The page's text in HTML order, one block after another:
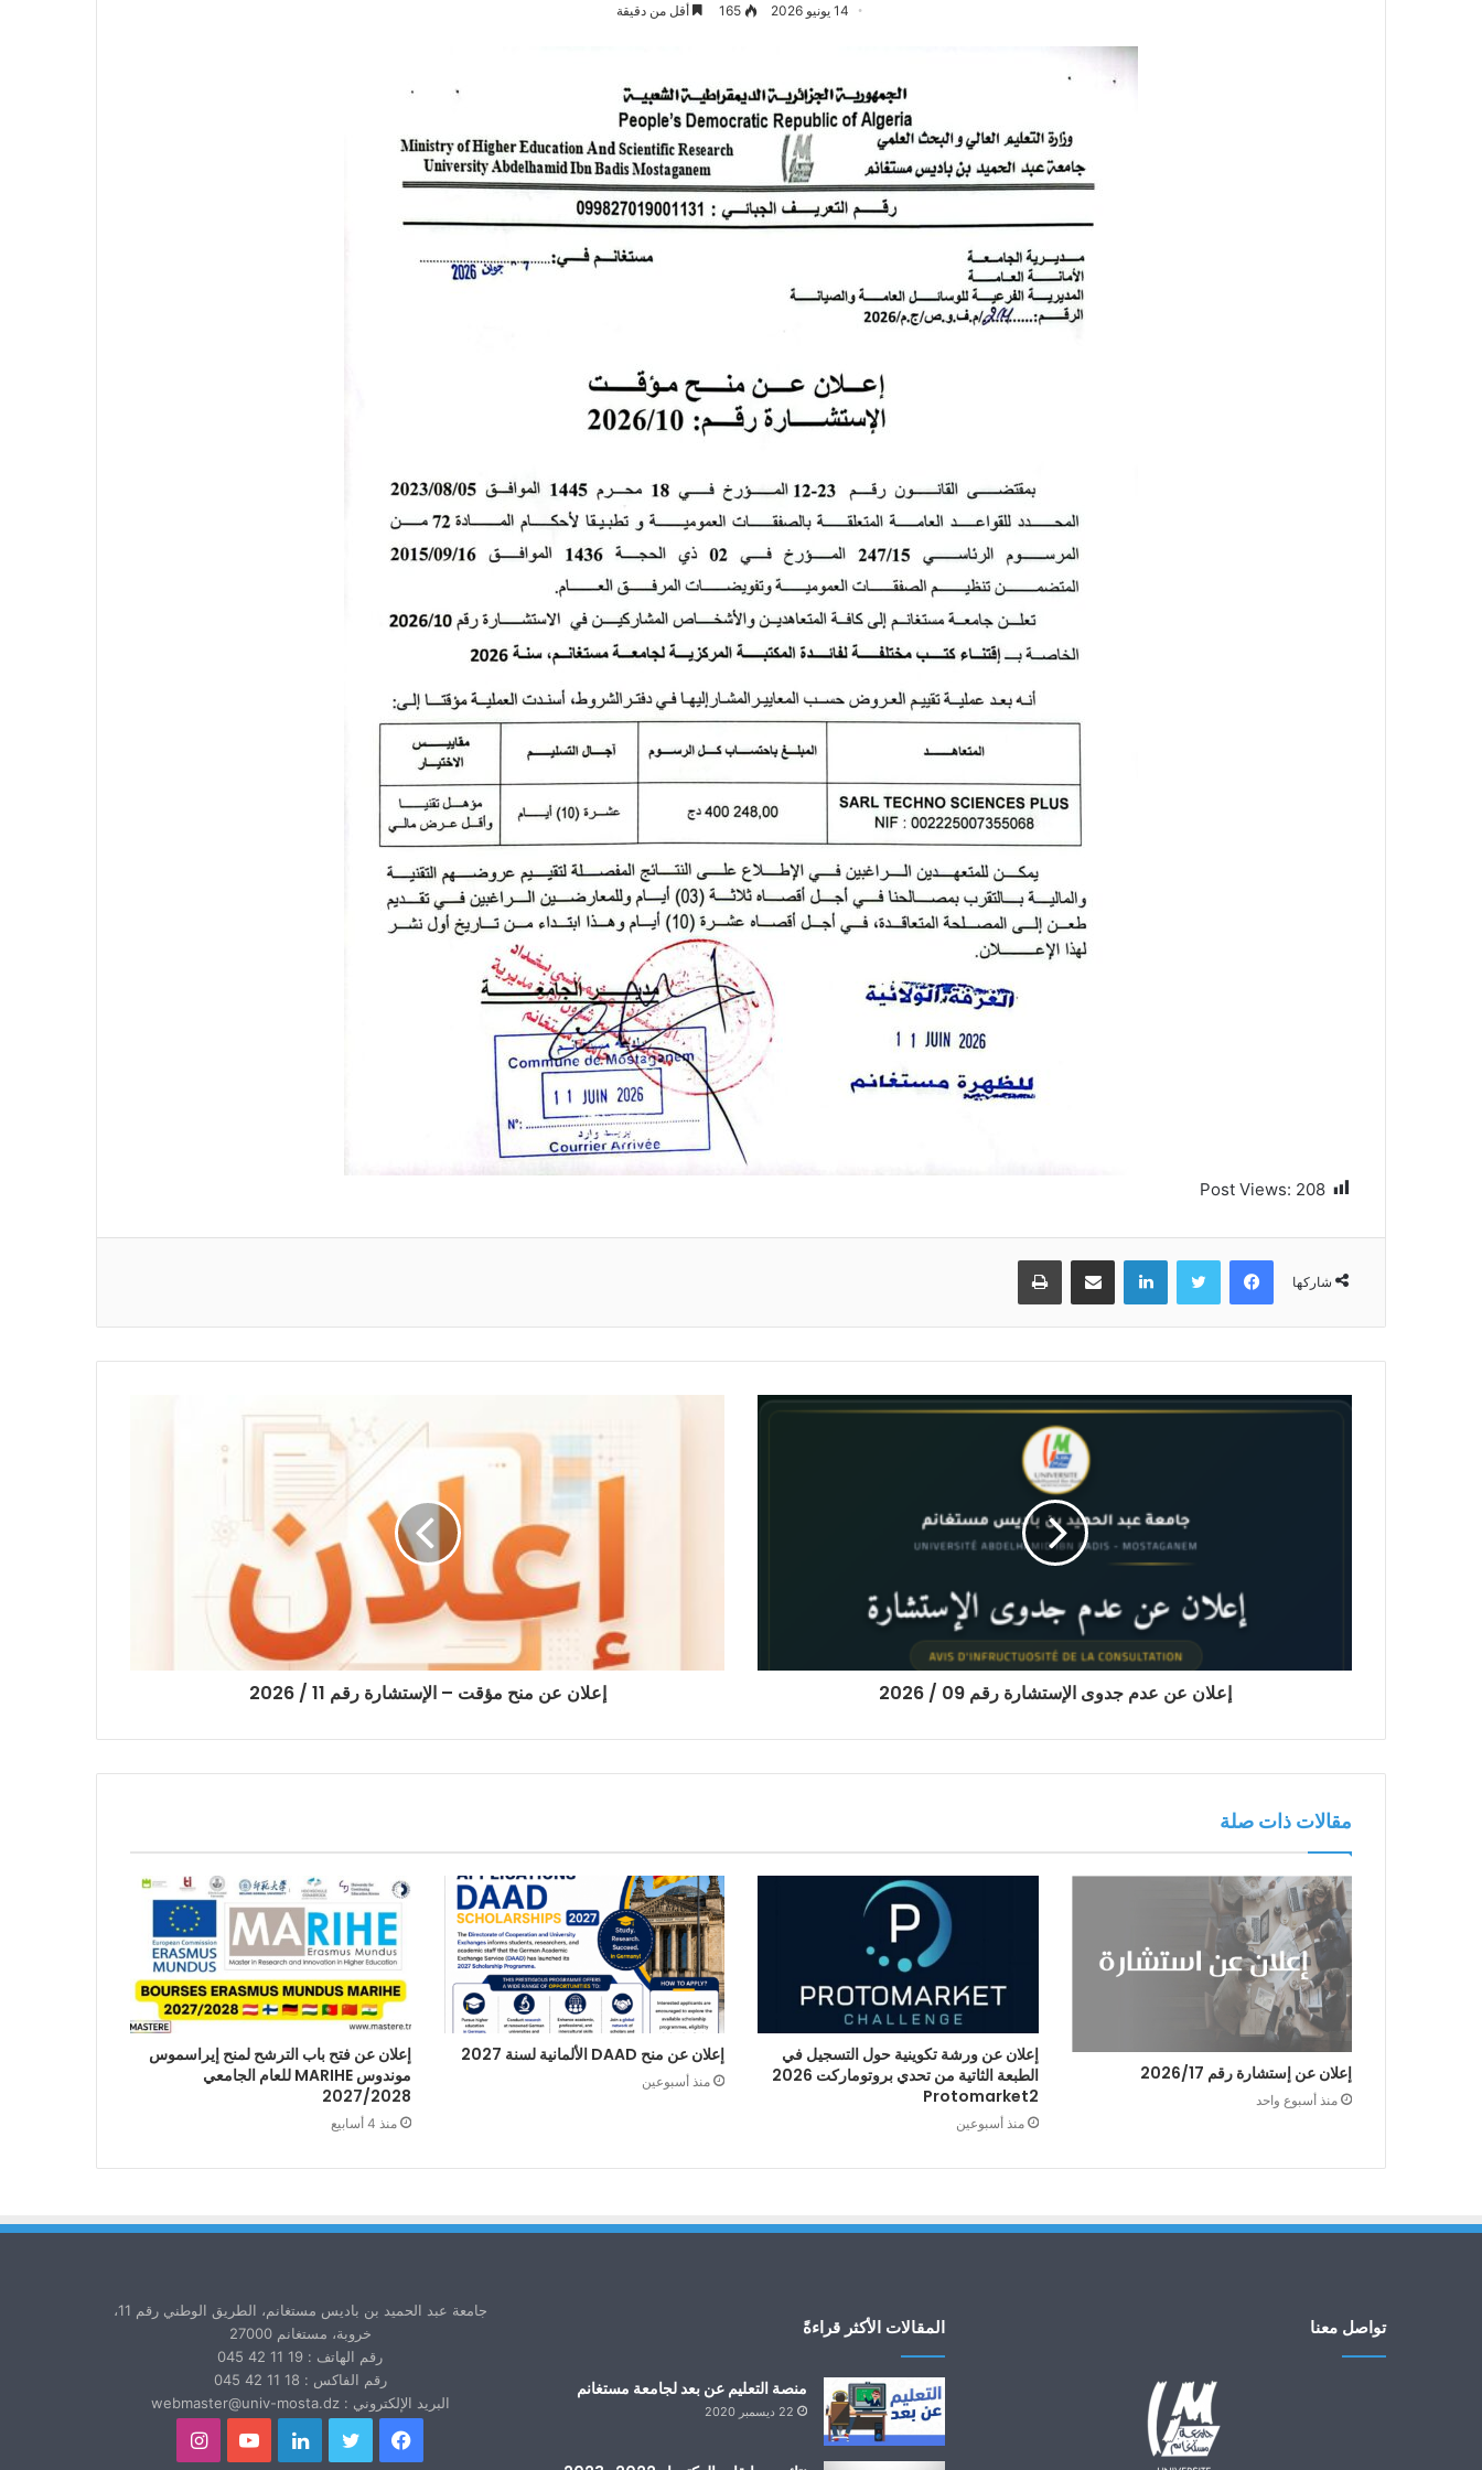
14 يونيو 2026 165 أقل من دقيقة
Post Views: 208
شاركها
فيسبوك تويتر لينكدإن مشاركة عبر البريد طباعة
إعلان عن عدم جدوى الإستشارة رقم 09 / 2026 إعلان عن منح مؤقت – الإستشارة رقم 11 / 2026
مقالات ذات صلة
إعلان عن إستشارة رقم 2026/17
منذ أسبوع واحد
إعلان عن ورشة تكوينية حول التسجيل في
الطبعة الثاتية من تحدي بروتوماركت 2026
Protomarket2
منذ أسبوعين
إعلان عن منح DAAD الألمانية لسنة 2027
منذ أسبوعين
إعلان عن فتح باب الترشح لمنح إيراسموس
موندوس MARIHE للعام الجامعي
2027/2028
منذ 4 أسابيع
تواصل معنا المقالات الأكثر قراءةً
منصة التعليم عن بعد لجامعة مستغانم
22 ديسمبر 2020
جامعة عبد الحميد بن باديس مستغانم، الطريق الوطني رقم 11،
خروبة، مستغانم 27000
رقم الهاتف : 19 11 42 045
رقم الفاكس : 18 11 42 045
البريد الإلكتروني : webmaster@univ-mosta.dz
فيسبوك تويتر لينكدإنيوتيوبانستقرام